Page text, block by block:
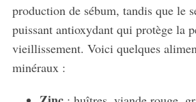
production de sébum, tandis que le
puissant antioxydant qui protège la
vieillissement. Voici quelques
minéraux :
S